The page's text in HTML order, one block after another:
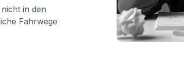
in den
Fahrwege